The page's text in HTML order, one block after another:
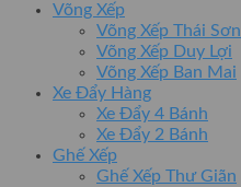
Võng Xếp
Võng Xếp Thái Sơn
Võng Xếp Duy Lợi
Võng Xếp Ban Mai
Xe Đẩy Hàng
Xe Đẩy 4 Bánh
Xe Đẩy 2 Bánh
Ghế Xếp
Ghế Xếp Thư Giãn